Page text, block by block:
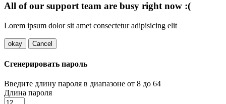
All of our support team are busy right now :(
Lorem ipsum dolor sit amet consectetur adipisicing elit
okay Cancel
Сгенерировать пароль
Введите длину пароля в диапазоне от 8 до 64
Длина пароля